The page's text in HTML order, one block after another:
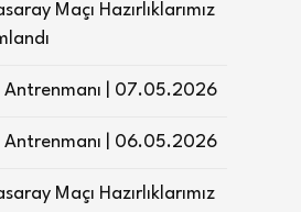
Maçı Hazırlıklarımız
Antrenmanı | 07.05.2026
Antrenmanı | 06.05.2026
Maçı Hazırlıklarımız